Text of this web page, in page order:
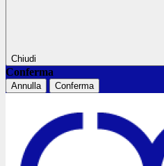
Chiudi
Conferma
Annulla Conferma